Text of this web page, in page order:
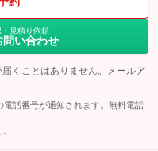
・見積り依頼
問い合わせ
くことはありません。メールア
話番号が通知されます。無料電話